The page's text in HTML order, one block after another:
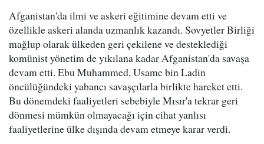
Afganistan'da ilmi ve askeri eğitimine devam etti ve
özellikle askeri alanda uzmanlık kazandı. Sovyetler Birliği
mağlup olarak ülkeden geri çekilene ve desteklediği
komünist yönetim de yıkılana kadar Afganistan'da savaşa
devam etti. Ebu Muhammed, Usame bin Ladin
öncülüğündeki yabancı savaşçılarla birlikte hareket etti.
Bu dönemdeki faaliyetleri sebebiyle Mısır'a tekrar geri
dönmesi mümkün olmayacağı için cihat yanlısı
faaliyetlerine ülke dışında devam etmeye karar verdi.